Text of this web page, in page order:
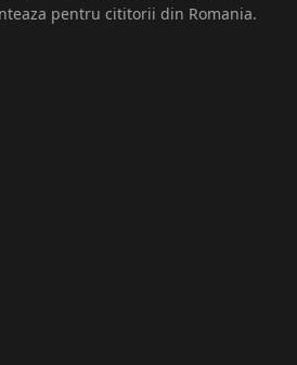
pentru cititorii din Romania.